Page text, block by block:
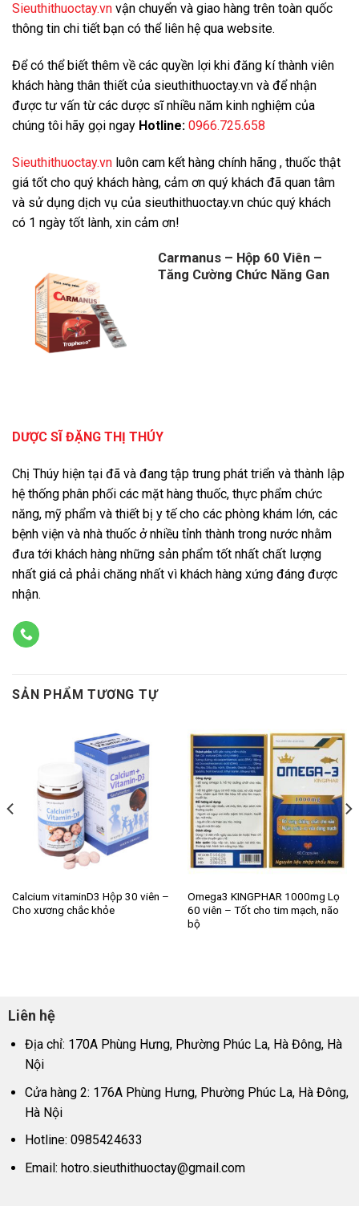
Sieuthithuoctay.vn vận chuyển và giao hàng trên toàn quốc
thông tin chi tiết bạn có thể liên hệ qua website.
Để có thể biết thêm về các quyền lợi khi đăng kí thành viên
khách hàng thân thiết của sieuthithuoctay.vn và để nhận
được tư vấn từ các dược sĩ nhiều năm kinh nghiệm của
chúng tôi hãy gọi ngay Hotline: 0966.725.658
Sieuthithuoctay.vn luôn cam kết hàng chính hãng , thuốc thật
giá tốt cho quý khách hàng, cảm ơn quý khách đã quan tâm
và sử dụng dịch vụ của sieuthithuoctay.vn chúc quý khách
có 1 ngày tốt lành, xin cảm ơn!
Carmanus – Hộp 60 Viên –
Tăng Cường Chức Năng Gan
DƯỢC SĨ ĐẶNG THỊ THÚY
Chị Thúy hiện tại đã và đang tập trung phát triển và thành lập
hệ thống phân phối các mặt hàng thuốc, thực phẩm chức
năng, mỹ phẩm và thiết bị y tế cho các phòng khám lớn, các
bệnh viện và nhà thuốc ở nhiều tỉnh thành trong nước nhằm
đưa tới khách hàng những sản phẩm tốt nhất chất lượng
nhất giá cả phải chăng nhất vì khách hàng xứng đáng được
nhận.
SẢN PHẨM TƯƠNG TỰ
Calcium vitaminD3 Hộp 30 viên –
Cho xương chắc khỏe
Omega3 KINGPHAR 1000mg Lọ
60 viên – Tốt cho tim mạch, não
bộ
Liên hệ
Địa chỉ: 170A Phùng Hưng, Phường Phúc La, Hà Đông, Hà
Nội
Cửa hàng 2: 176A Phùng Hưng, Phường Phúc La, Hà Đông,
Hà Nội
Hotline: 0985424633
Email: hotro.sieuthithuoctay@gmail.com